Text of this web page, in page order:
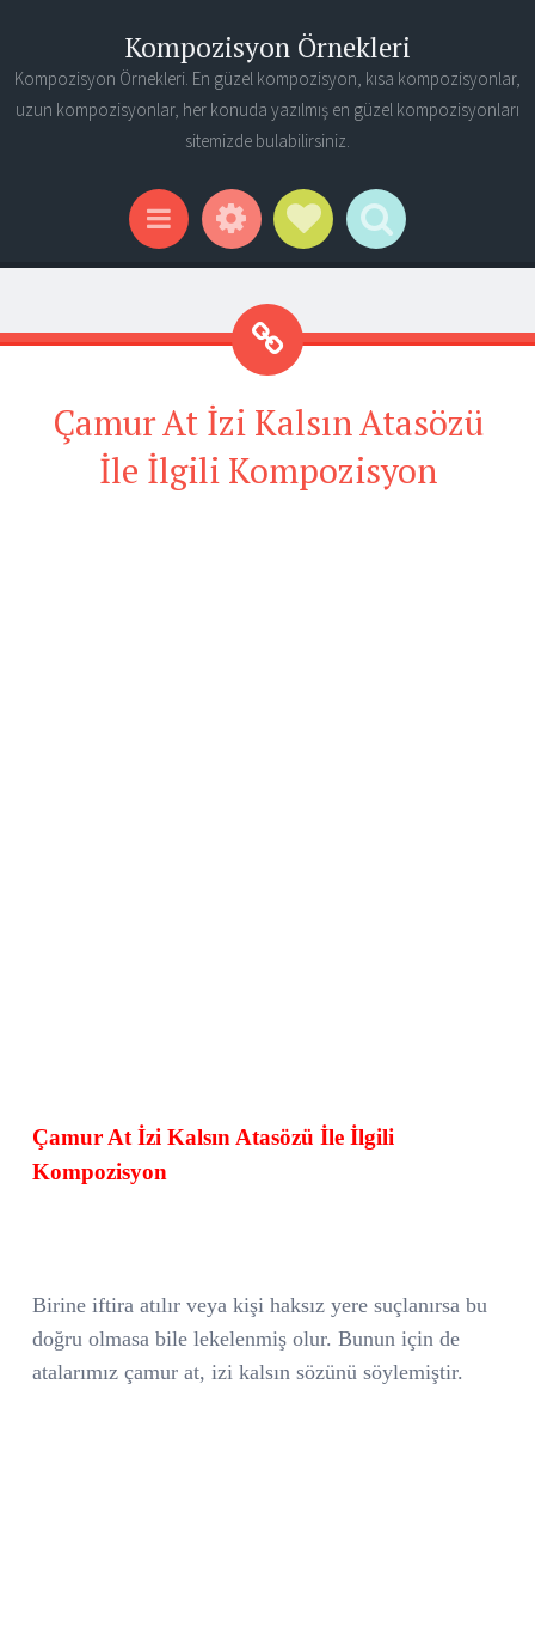
Kompozisyon Örnekleri
Kompozisyon Örnekleri. En güzel kompozisyon, kısa kompozisyonlar,
uzun kompozisyonlar, her konuda yazılmış en güzel kompozisyonları
sitemizde bulabilirsiniz.
Menu WidgetsSocial Links
Search
Çamur At İzi Kalsın Atasözü
İle İlgili Kompozisyon
Çamur At İzi Kalsın Atasözü İle İlgili
Kompozisyon
Birine iftira atılır veya kişi haksız yere suçlanırsa bu
doğru olmasa bile lekelenmiş olur. Bunun için de
atalarımız çamur at, izi kalsın sözünü söylemiştir.